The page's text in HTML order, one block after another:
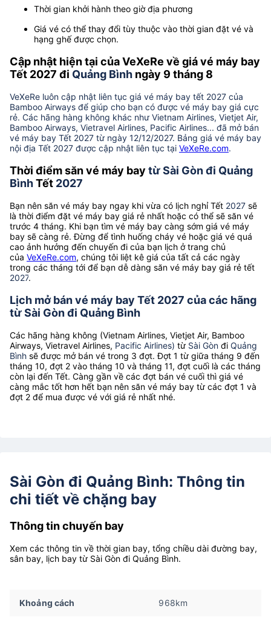
Thời gian khởi hành theo giờ địa phương
Giá vé có thể thay đổi tùy thuộc vào thời gian đặt vé và
hạng ghế được chọn.
Cập nhật hiện tại của VeXeRe về giá vé máy bay
Tết 2027 đi Quảng Bình ngày 9 tháng 8
VeXeRe luôn cập nhật liên tục giá vé máy bay tết 2027 của
Bamboo Airways để giúp cho bạn có được vé máy bay giá cực
rẻ. Các hãng hàng không khác như Vietnam Airlines, Vietjet Air,
Bamboo Airways, Vietravel Airlines, Pacific Airlines... đã mở bán
vé máy bay Tết 2027 từ ngày 12/12/2027. Bảng giá vé máy bay
nội địa Tết 2027 được cập nhật liên tục tại VeXeRe.com.
Thời điểm săn vé máy bay từ Sài Gòn đi Quảng
BìnhTết 2027
Bạn nên săn vé máy bay ngay khi vừa có lịch nghỉ Tết 2027 sẽ
là thời điểm đặt vé máy bay giá rẻ nhất hoặc có thể sẽ săn vé
trước 4 tháng. Khi bạn tìm vé máy bay càng sớm giá vé máy
bay sẽ càng rẻ. Đừng để tình huống cháy vé hoặc giá vé quá
cao ảnh hưởng đến chuyến đi của bạn lịch ở trang chủ
của VeXeRe.com, chúng tôi liệt kê giá của tất cả các ngày
trong các tháng tới để bạn dễ dàng săn vé máy bay giá rẻ tết
2027.
Lịch mở bán vé máy bay Tết 2027 của các hãng
từ Sài Gòn đi Quảng Bình
Các hãng hàng không (Vietnam Airlines, Vietjet Air, Bamboo
Airways, Vietravel Airlines, Pacific Airlines) từ Sài Gòn đi Quảng
Bình sẽ được mở bán vé trong 3 đợt. Đợt 1 từ giữa tháng 9 đến
tháng 10, đợt 2 vào tháng 10 và tháng 11, đợt cuối là các tháng
còn lại đến Tết. Càng gần về các đợt bán vé cuối thì giá vé
càng mắc tốt hơn hết bạn nên săn vé máy bay từ các đợt 1 và
đợt 2 để mua được vé với giá rẻ nhất nhé.
Sài Gòn đi Quảng Bình: Thông tin
chi tiết về chặng bay
Thông tin chuyến bay
Xem các thông tin về thời gian bay, tổng chiều dài đường bay,
sân bay, lịch bay từ Sài Gòn đi Quảng Bình.
Khoảng cách 968km